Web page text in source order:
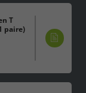
T
paire)